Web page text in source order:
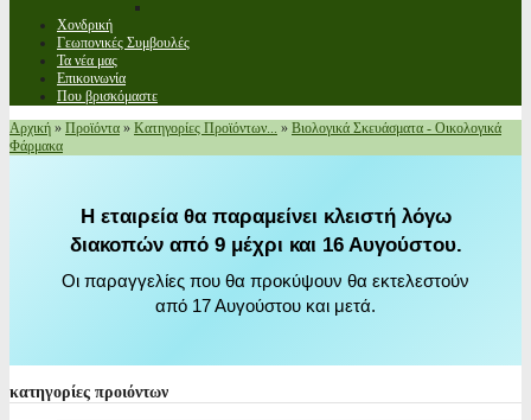
Χονδρική
Γεωπονικές Συμβουλές
Τα νέα μας
Επικοινωνία
Που βρισκόμαστε
Αρχική » Προϊόντα » Κατηγορίες Προϊόντων... » Βιολογικά Σκευάσματα - Οικολογικά
Φάρμακα
Η εταιρεία θα παραμείνει κλειστή λόγω
διακοπών από 9 μέχρι και 16 Αυγούστου.
Οι παραγγελίες που θα προκύψουν θα εκτελεστούν
από 17 Αυγούστου και μετά.
κατηγορίες προιόντων